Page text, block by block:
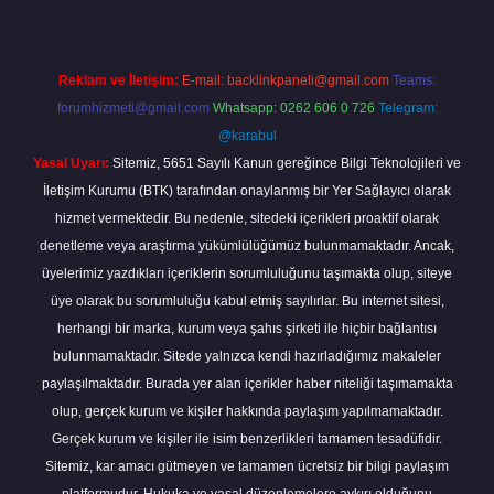
Reklam ve İletişim: E-mail: backlinkpaneli@gmail.com Teams:
forumhizmeti@gmail.com Whatsapp: 0262 606 0 726 Telegram:
@karabul
Yasal Uyarı: Sitemiz, 5651 Sayılı Kanun gereğince Bilgi Teknolojileri ve
İletişim Kurumu (BTK) tarafından onaylanmış bir Yer Sağlayıcı olarak
hizmet vermektedir. Bu nedenle, sitedeki içerikleri proaktif olarak
denetleme veya araştırma yükümlülüğümüz bulunmamaktadır. Ancak,
üyelerimiz yazdıkları içeriklerin sorumluluğunu taşımakta olup, siteye
üye olarak bu sorumluluğu kabul etmiş sayılırlar. Bu internet sitesi,
herhangi bir marka, kurum veya şahıs şirketi ile hiçbir bağlantısı
bulunmamaktadır. Sitede yalnızca kendi hazırladığımız makaleler
paylaşılmaktadır. Burada yer alan içerikler haber niteliği taşımamakta
olup, gerçek kurum ve kişiler hakkında paylaşım yapılmamaktadır.
Gerçek kurum ve kişiler ile isim benzerlikleri tamamen tesadüfidir.
Sitemiz, kar amacı gütmeyen ve tamamen ücretsiz bir bilgi paylaşım